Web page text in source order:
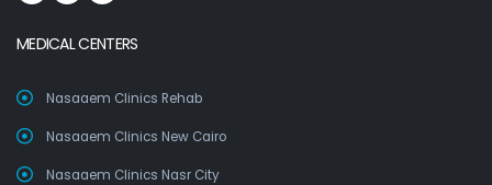
MEDICAL CENTERS
Nasaaem Clinics Rehab
Nasaaem Clinics New Cairo
Nasaaem Clinics Nasr City